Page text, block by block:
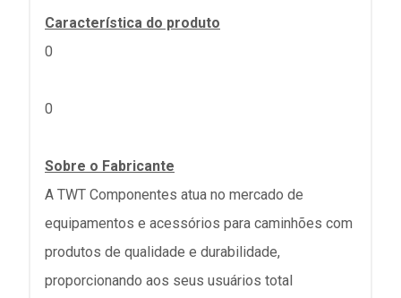
Característica do produto
0
0
Sobre o Fabricante
A TWT Componentes atua no mercado de
equipamentos e acessórios para caminhões com
produtos de qualidade e durabilidade,
proporcionando aos seus usuários total